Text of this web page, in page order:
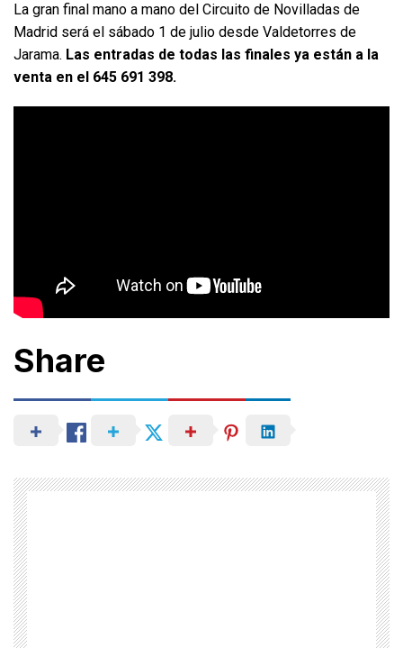
La gran final mano a mano del Circuito de Novilladas de
Madrid será el sábado 1 de julio desde Valdetorres de
Jarama. Las entradas de todas las finales ya están a la
venta en el 645 691 398.
Share